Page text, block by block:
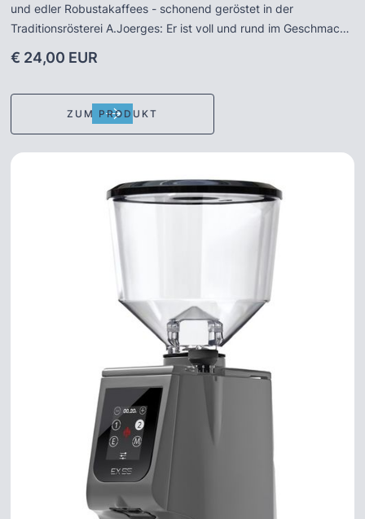
und edler Robustakaffees - schonend geröstet in der
Traditionsrösterei A.Joerges: Er ist voll und rund im Geschmack
Vollautomat oder Siebträger – der Gorilla Entkoff. überzeugt
Die Bohnen werden mithilfe eines natürlichen Lösungsmittels
entkoffeiniert. Hier quellen die Bohnen erst für 30 Minuten in
lang in Dichlormethan. Das Extraktionsmittel (Lösungsmittel)
wird anschließend abgegossen und Restbestände werden in
einem weitere 10 Stunden andauernden Trocknungsschritt
entfernt. Der typische, intensive Espressogeschmack kann hier
jedoch dank des niedrigen Koffeingehalts von weniger als 0,1%
zu jeder Tageszeit genossen werden. Auch als Cafe Creme ein
Genuss und ideal auch für den Einsatz im Vollautomaten. --
Entkoffeinierter Kaffee darf in der EU noch 0,1% Koffein
beinhalten, bei einem Koffeingehalt unter 0,08% darf er sich als
€ 24,00 EUR
ZUM PRODUKT